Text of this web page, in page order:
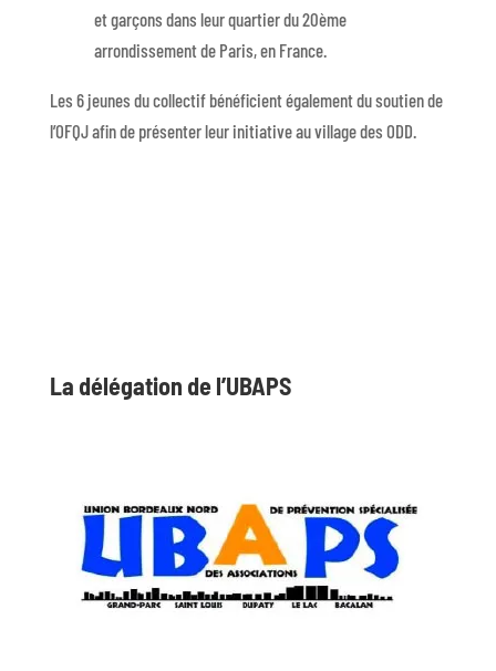
et garçons dans leur quartier du 20ème
arrondissement de Paris, en France.
Les 6 jeunes du collectif bénéficient également du soutien de
l’OFQJ afin de présenter leur initiative au village des ODD.
La délégation de l’UBAPS